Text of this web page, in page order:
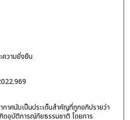
วามยั่งยืน
าศนับเป็นประเด็นสำคัญที่ถูกอภิปรายว่า
ดอุบัติการณ์ภัยธรรมชาติ โดยการ